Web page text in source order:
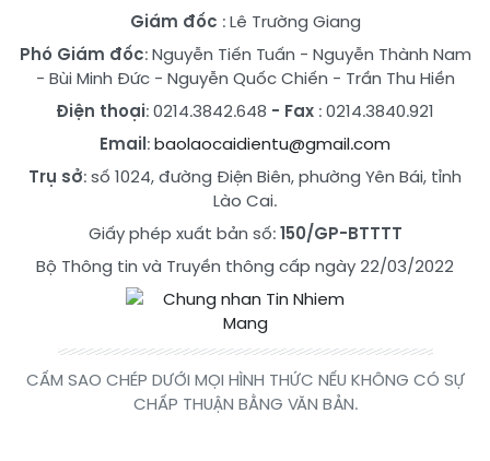
Giám đốc : Lê Trường Giang
Phó Giám đốc:Nguyễn Tiến Tuấn - Nguyễn Thành Nam
- Bùi Minh Đức- Nguyễn Quốc Chiến - Trần Thu Hiền
Điện thoại: 0214.3842.648 - Fax : 0214.3840.921
Email:baolaocaidientu@gmail.com
Trụ sở: số 1024, đường Điện Biên, phường Yên Bái, tỉnh
Lào Cai.
Giấy phép xuất bản số:150/GP-BTTTT
Bộ Thông tin và Truyền thông cấp ngày 22/03/2022
CẤM SAO CHÉP DƯỚI MỌI HÌNH THỨC NẾU KHÔNG CÓ SỰ
CHẤP THUẬN BẰNG VĂN BẢN.